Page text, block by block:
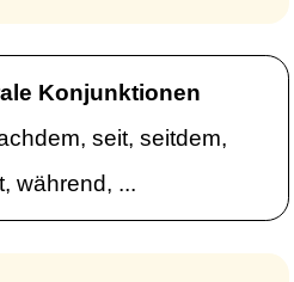
Konjunktionen
seit, seitdem,
während, ...